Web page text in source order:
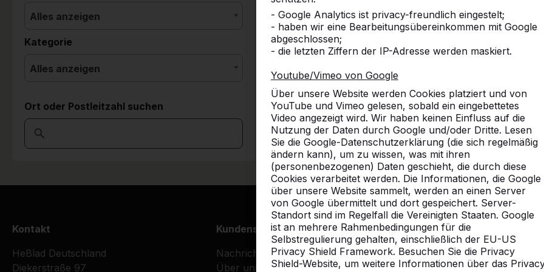
- Google Analytics ist privacy-freundlich eingestelt;
- haben wir eine Bearbeitungsübereinkommen mit Google
abgeschlossen;
- die letzten Ziffern der IP-Adresse werden maskiert.
Youtube/Vimeo von Google
Über unsere Website werden Cookies platziert und von
YouTube und Vimeo gelesen, sobald ein eingebettetes
Video angezeigt wird. Wir haben keinen Einfluss auf die
Nutzung der Daten durch Google und/oder Dritte. Lesen
Sie die Google-Datenschutzerklärung (die sich regelmäßig
ändern kann), um zu wissen, was mit ihren
(personenbezogenen) Daten geschieht, die durch diese
Cookies verarbeitet werden. Die Informationen, die Google
über unsere Website sammelt, werden an einen Server
von Google übermittelt und dort gespeichert. Server-
Standort sind im Regelfall die Vereinigten Staaten. Google
ist an mehrere Rahmenbedingungen für die
Selbstregulierung gehalten, einschließlich der EU-US
Privacy Shield Framework. Besuchen Sie die Privacy
Shield-Website, um weitere Informationen über das
Alles anzeigen
Kategorie
Alles anzeigen
Ort oder Postleitzahl suchen
Kontakt
HeBlad Deutschland
Diekerstraße 97
Kundenservice
Nachrichten
Über uns
Kategorien
Tischtennistische
Fußvolleyball